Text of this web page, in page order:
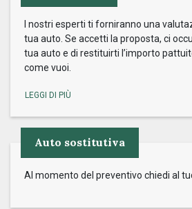
I nostri esperti ti forniranno una
tua auto. Se accetti la proposta, ci
tua auto e di restituirti l’importo
come vuoi.
Auto sostitutiva
Al momento del preventivo chiedi al